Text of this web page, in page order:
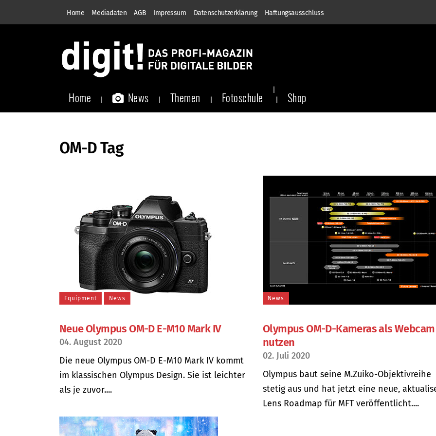
Home Mediadaten AGB Impressum Datenschutzerklärung Haftungsausschluss
Home News Themen Fotoschule Shop
OM-D Tag
Equipment News
Neue Olympus OM-D E-M10 Mark IV
04. August 2020
Die neue Olympus OM-D E-M10 Mark IV kommt
im klassischen Olympus Design. Sie ist leichter
als je zuvor....
News
Olympus OM-D-Kameras als Webcam
nutzen
02. Juli 2020
Olympus baut seine M.Zuiko-Objektivreihe
stetig aus und hat jetzt eine neue,
Lens Roadmap für MFT veröffentlicht....